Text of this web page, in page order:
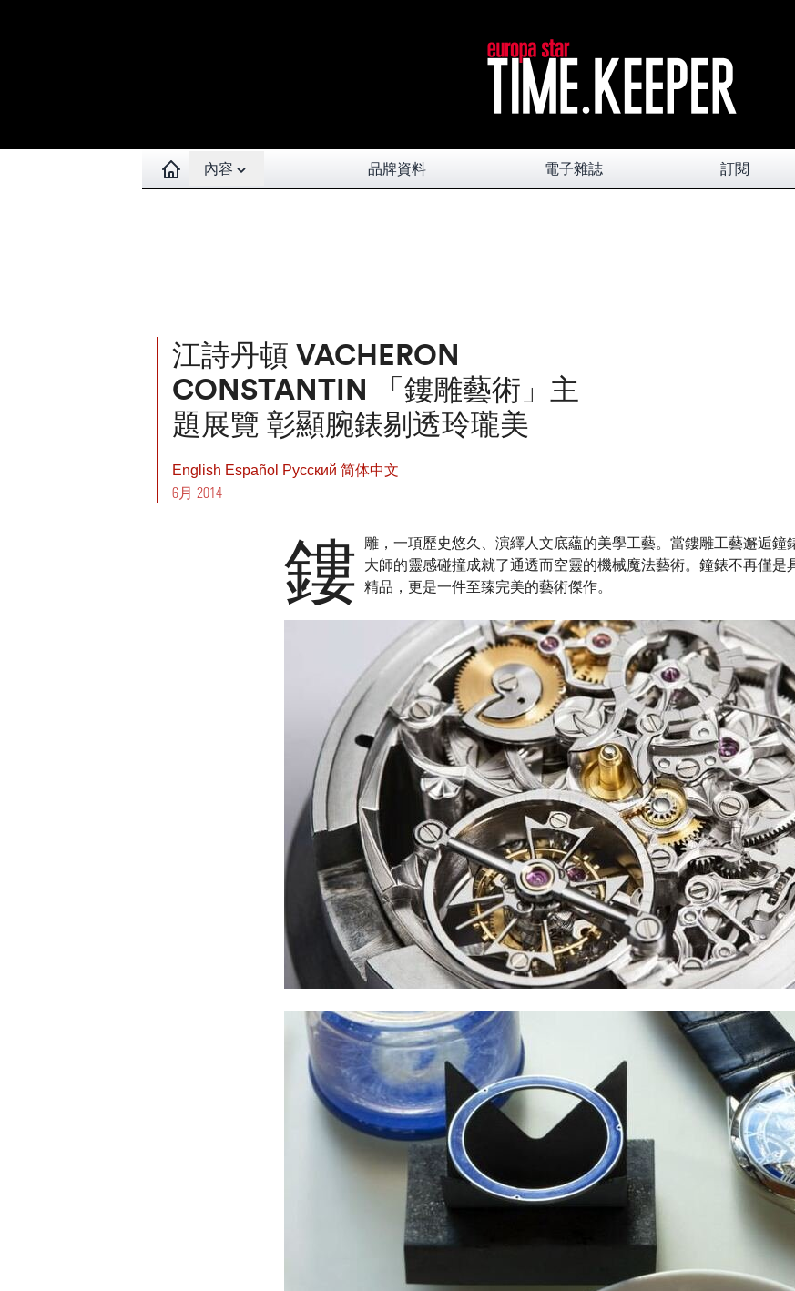
Open contents menu
內容 品牌資料 電子雜誌 訂閱
江詩丹頓 VACHERON
CONSTANTIN 「鏤雕藝術」主
題展覽 彰顯腕錶剔透玲瓏美
English Español Pусский 简体中文
6月 2014
鏤
雕，一項歷史悠久、演繹人文底蘊的美學工藝。當鏤雕工藝邂逅鐘
大師的靈感碰撞成就了通透而空靈的機械魔法藝術。鐘錶不再僅是
精品，更是一件至臻完美的藝術傑作。